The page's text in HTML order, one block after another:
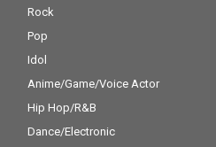
Rock
Pop
Idol
Anime/Game/Voice Actor
Hip Hop/R&B
Dance/Electronic